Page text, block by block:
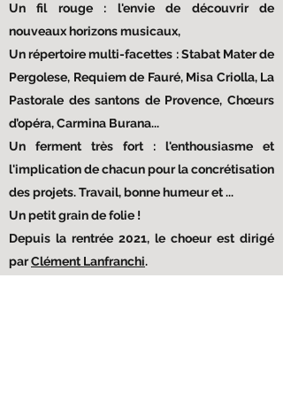
Un fil rouge : l'envie de découvrir de
nouveaux horizons musicaux,
Un répertoire multi-facettes : Stabat Mater de
Pergolese, Requiem de Fauré, Misa Criolla, La
Pastorale des santons de Provence, Chœurs
d’opéra, Carmina Burana...
Un ferment très fort : l'enthousiasme et
l'implication de chacun pour la concrétisation
des projets. Travail, bonne humeur et ...
Un petit grain de folie !
Depuis la rentrée 2021, le choeur est dirigé
parClément Lanfranchi.